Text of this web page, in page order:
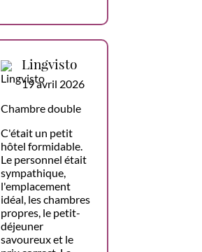
Lingvisto
19 avril 2026
Chambre double
C'était un petit
hôtel formidable.
Le personnel était
sympathique,
l'emplacement
idéal, les chambres
propres, le petit-
déjeuner
savoureux et le